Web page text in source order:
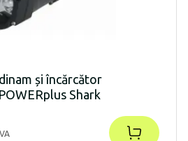
și încărcător
Shark